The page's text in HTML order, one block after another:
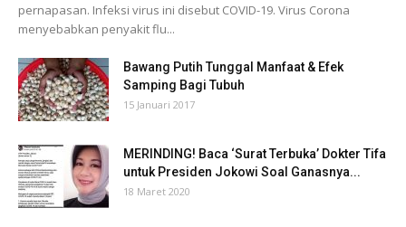
pernapasan. Infeksi virus ini disebut COVID-19. Virus Corona
menyebabkan penyakit flu...
Bawang Putih Tunggal Manfaat & Efek
Samping Bagi Tubuh
15 Januari 2017
MERINDING! Baca ‘Surat Terbuka’ Dokter Tifa
untuk Presiden Jokowi Soal Ganasnya...
18 Maret 2020